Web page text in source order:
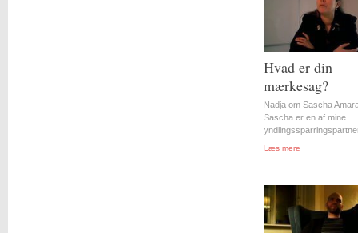
Hvad er din
mærkesag?
Nadja om Sascha
Sascha er en af mine
Læs mere